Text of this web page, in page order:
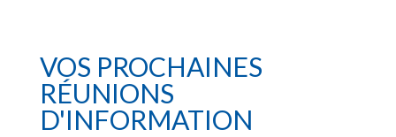
VOS PROCHAINES
RÉUNIONS
D'INFORMATION